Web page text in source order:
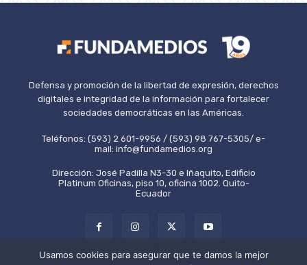
Defensa y promoción de la libertad de expresión, derechos
digitales e integridad de la información para fortalecer
sociedades democráticas en las Américas.
Teléfonos: (593) 2 601-9956 / (593) 98 767-5305/ e-
mail: info@fundamedios.org
Dirección: José Padilla N3-30 e Iñaquito, Edificio
Platinum Oficinas, piso 10, oficina 1002. Quito-
Ecuador
Usamos cookies para asegurar que te damos la mejor